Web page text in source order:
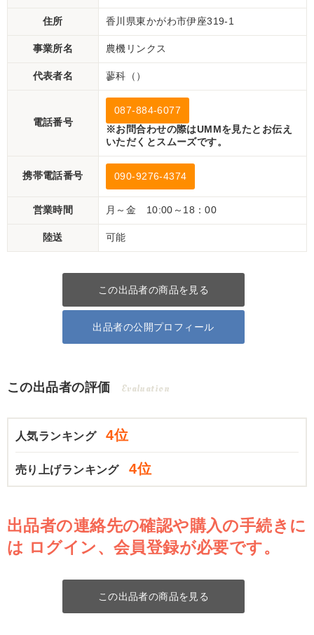
住所 香川県東かがわ市伊座319-1
事業所名 農機リンクス
代表者名 蓼科（）
電話番号
087-884-6077
※お問合わせの際はUMMを見たとお伝え
いただくとスムーズです。
携帯電話番号 090-9276-4374
営業時間 月～金 10:00～18：00
陸送 可能
この出品者の商品を見る
出品者の公開プロフィール
この出品者の評価 Evaluation
人気ランキング 4位
売り上げランキング 4位
出品者の連絡先の確認や購入の手続きに
は ログイン、会員登録が必要です。
この出品者の商品を見る